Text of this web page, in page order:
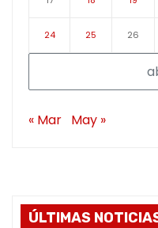
24 25 26
« Mar May »
ÚLTIMAS